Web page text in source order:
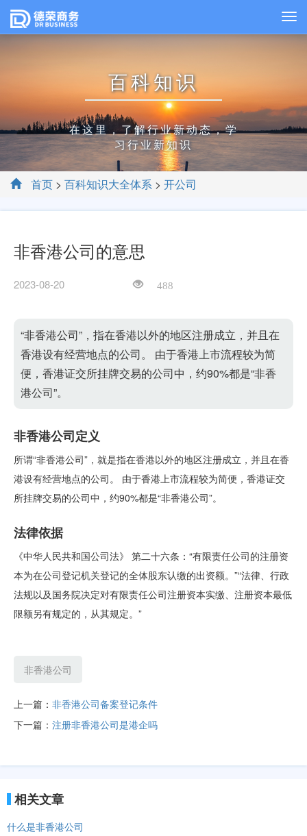
百科知识
在这里，了解行业新动态，学
习行业新知识
首页 > 百科知识大全体系 > 开公司
非香港公司的意思
2023-08-20 488
“非香港公司”，指在香港以外的地区注册成立，并且在
香港设有经营地点的公司。 由于香港上市流程较为简
便，香港证交所挂牌交易的公司中，约90%都是“非香
港公司”。
非香港公司定义
所谓“非香港公司”，就是指在香港以外的地区注册成立，并且在香
港设有经营地点的公司。 由于香港上市流程较为简便，香港证交
所挂牌交易的公司中，约90%都是“非香港公司”。
法律依据
《中华人民共和国公司法》 第二十六条：“有限责任公司的注册资
本为在公司登记机关登记的全体股东认缴的出资额。”“法律、行政
法规以及国务院决定对有限责任公司注册资本实缴、注册资本最低
限额另有规定的，从其规定。”
非香港公司
上一篇： 非香港公司备案登记条件
下一篇： 注册非香港公司是港企吗
相关文章
什么是非香港公司